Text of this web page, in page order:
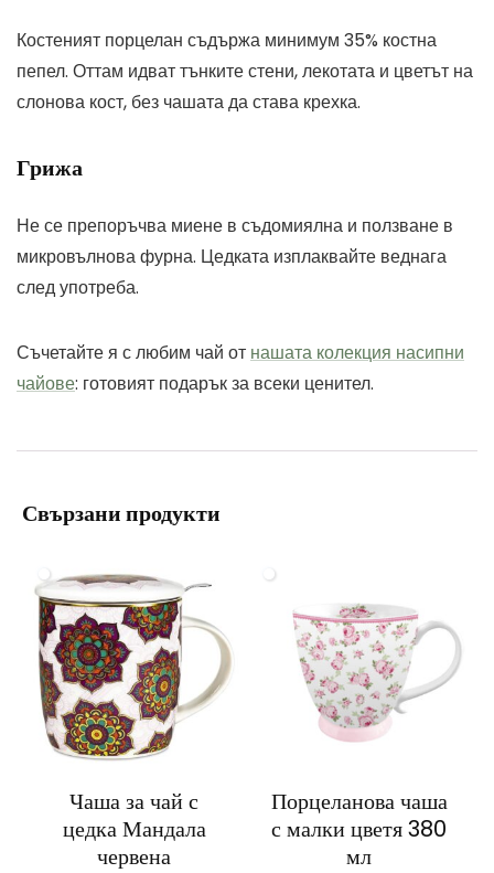
Костеният порцелан съдържа минимум 35% костна
пепел. Оттам идват тънките стени, лекотата и цветът на
слонова кост, без чашата да става крехка.
Грижа
Не се препоръчва миене в съдомиялна и ползване в
микровълнова фурна. Цедката изплаквайте веднага
след употреба.
Съчетайте я с любим чай от нашата колекция насипни
чайове: готовият подарък за всеки ценител.
Свързани продукти
Чаша за чай с
цедка Мандала
червена
Порцеланова чаша
с малки цветя 380
мл